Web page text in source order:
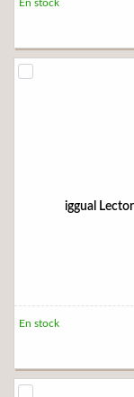
En stock
iggual
En stock